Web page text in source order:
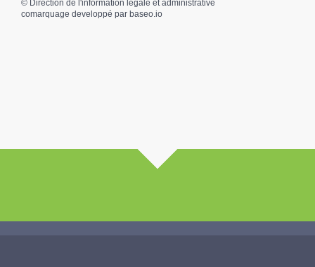
© Direction de l'information légale et administrative
comarquage developpé par baseo.io